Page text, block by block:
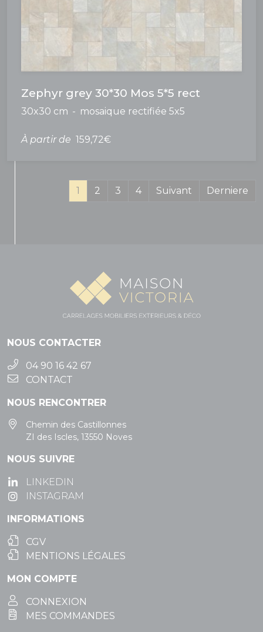
Zephyr grey 30*30 Mos 5*5 rect
30x30 cm mosaique rectifiée 5x5
À partir de 159,72€
1 (current)
2 3 4 Suivant Derniere
NOUS CONTACTER
04 90 16 42 67
CONTACT
NOUS RENCONTRER
Chemin des Castillonnes
ZI des Iscles, 13550 Noves
NOUS SUIVRE
LINKEDIN
INSTAGRAM
INFORMATIONS
CGV
MENTIONS LÉGALES
MON COMPTE
CONNEXION
MES COMMANDES